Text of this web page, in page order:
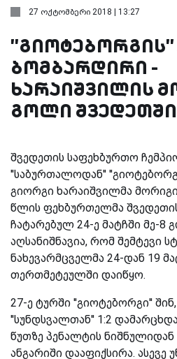
27 ოქტომბერი 2018 | 13:27
ბომბარდირი -
ხარაიშვილის
გოლი შვედეთში
შვედეთის საფეხბურთო
''საბურთალოდან''
გიორგი ხარაიშვილმა
წლის ფეხბურთელმა
ჩატარებულ 24-ე მატჩში მე-8
აღსანიშნავია, რომ შემტევი
ნახევარმცველმა 24-დან 19
თერთმეტეულში დაიწყო.
27-ე ტურში ''გიოტებორგი''
''სუნდსვალთან'' 1:2
წუთზე პენალტის
ანგარიში დააფიქსირა. ასევე